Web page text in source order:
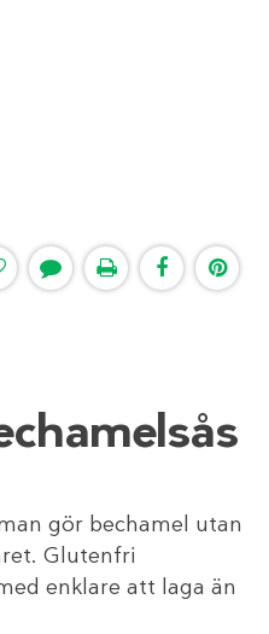
gör bechamel utan
Glutenfri
enklare att laga än